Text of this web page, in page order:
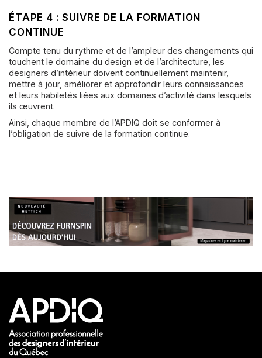
ÉTAPE 4 : SUIVRE DE LA FORMATION
CONTINUE
Compte tenu du rythme et de l’ampleur des changements qui
touchent le domaine du design et de l’architecture, les
designers d’intérieur doivent continuellement maintenir,
mettre à jour, améliorer et approfondir leurs connaissances
et leurs habiletés liées aux domaines d’activité dans lesquels
ils œuvrent.
Ainsi, chaque membre de l’APDIQ doit se conformer à
l’obligation de suivre de la formation continue.